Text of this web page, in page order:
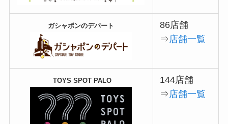
ガシャポンのデパート
86店舗
⇒店舗一覧
TOYS SPOT PALO
144店舗
⇒店舗一覧